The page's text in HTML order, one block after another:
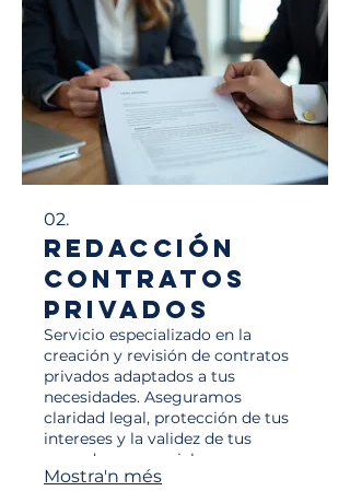
02.
Redacción
Contratos
Privados
Servicio especializado en la
creación y revisión de contratos
privados adaptados a tus
necesidades. Aseguramos
claridad legal, protección de tus
intereses y la validez de tus
acuerdos comerciales o
personales.
Mostra'n més